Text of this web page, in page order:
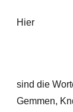
Hier
sind die
Gemmen,